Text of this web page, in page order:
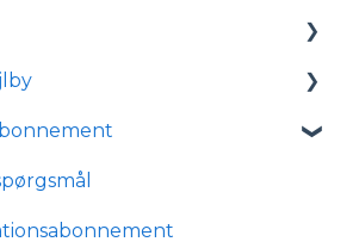
Klub Aros?
medlemskab
Ceres Park Vejlby
parkering
og